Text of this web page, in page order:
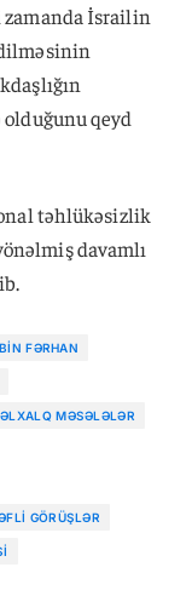
zamanda İsrailin
qeyd
təhlükəsizlik
davamlı
FƏRHAN
MƏSƏLƏLƏR
GÖRÜŞLƏR